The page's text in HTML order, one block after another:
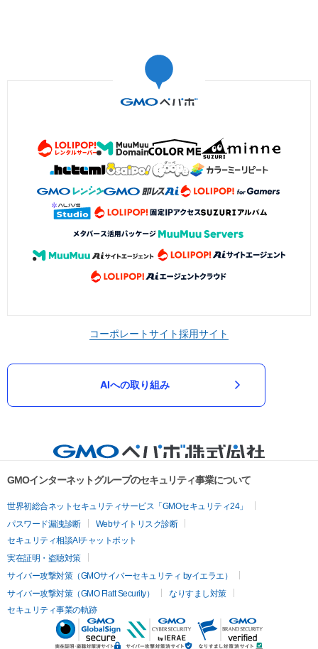
コーポレートサイト採用サイト
AIへの取り組み
GMOインターネットグループのセキュリティ事業について
世界初総合ネットセキュリティサービス「GMOセキュリティ24」
パスワード漏洩診断
Webサイトリスク診断
セキュリティ相談AIチャットボット
実在証明・盗聴対策
サイバー攻撃対策（GMOサイバーセキュリティ byイエラエ）
サイバー攻撃対策（GMO Flatt Security）
なりすまし対策
セキュリティ事業の軌跡